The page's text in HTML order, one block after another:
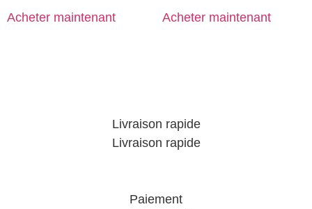
Acheter maintenant Acheter maintenant
Livraison rapide
Livraison rapide
Paiement